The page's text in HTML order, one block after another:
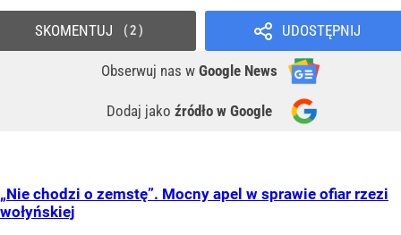
UDOSTĘPNIJ
Obserwuj nas w Google News
Dodaj jako źródło w Google
SKOMENTUJ 2
„Nie chodzi o zemstę”. Mocny apel w sprawie ofiar rzezi
wołyńskiej